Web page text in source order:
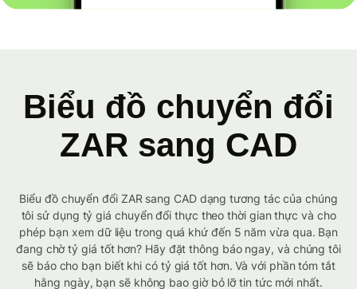
Biểu đồ chuyển đổi
ZAR sang CAD
Biểu đồ chuyển đổi ZAR sang CAD dạng tương tác của chúng
tôi sử dụng tỷ giá chuyển đổi thực theo thời gian thực và cho
phép bạn xem dữ liệu trong quá khứ đến 5 năm vừa qua. Bạn
đang chờ tỷ giá tốt hơn? Hãy đặt thông báo ngay, và chúng tôi
sẽ báo cho bạn biết khi có tỷ giá tốt hơn. Và với phần tóm tắt
hằng ngày, bạn sẽ không bao giờ bỏ lỡ tin tức mới nhất.